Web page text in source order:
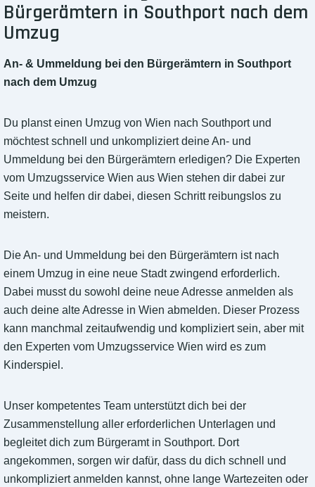
Bürgerämtern in Southport nach dem
Umzug
An- & Ummeldung bei den Bürgerämtern in Southport
nach dem Umzug
Du planst einen Umzug von Wien nach Southport und
möchtest schnell und unkompliziert deine An- und
Ummeldung bei den Bürgerämtern erledigen? Die Experten
vom Umzugsservice Wien aus Wien stehen dir dabei zur
Seite und helfen dir dabei, diesen Schritt reibungslos zu
meistern.
Die An- und Ummeldung bei den Bürgerämtern ist nach
einem Umzug in eine neue Stadt zwingend erforderlich.
Dabei musst du sowohl deine neue Adresse anmelden als
auch deine alte Adresse in Wien abmelden. Dieser Prozess
kann manchmal zeitaufwendig und kompliziert sein, aber mit
den Experten vom Umzugsservice Wien wird es zum
Kinderspiel.
Unser kompetentes Team unterstützt dich bei der
Zusammenstellung aller erforderlichen Unterlagen und
begleitet dich zum Bürgeramt in Southport. Dort
angekommen, sorgen wir dafür, dass du dich schnell und
unkompliziert anmelden kannst, ohne lange Wartezeiten oder